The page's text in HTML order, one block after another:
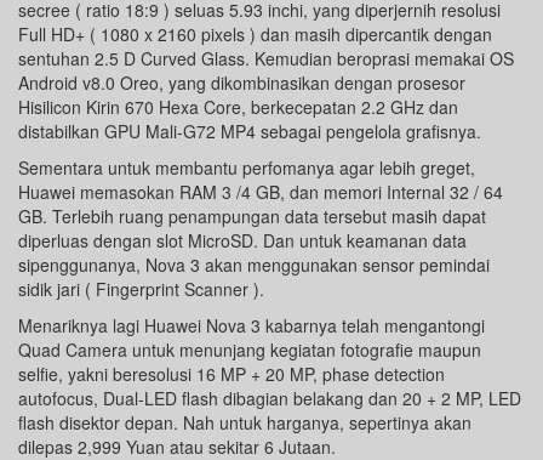
secree ( ratio 18:9 ) seluas 5.93 inchi, yang diperjernih resolusi
Full HD+ ( 1080 x 2160 pixels ) dan masih dipercantik dengan
sentuhan 2.5 D Curved Glass. Kemudian beroprasi memakai OS
Android v8.0 Oreo, yang dikombinasikan dengan prosesor
Hisilicon Kirin 670 Hexa Core, berkecepatan 2.2 GHz dan
distabilkan GPU Mali-G72 MP4 sebagai pengelola grafisnya.
Sementara untuk membantu perfomanya agar lebih greget,
Huawei memasokan RAM 3 /4 GB, dan memori Internal 32 / 64
GB. Terlebih ruang penampungan data tersebut masih dapat
diperluas dengan slot MicroSD. Dan untuk keamanan data
sipenggunanya, Nova 3 akan menggunakan sensor pemindai
sidik jari ( Fingerprint Scanner ).
Menariknya lagi Huawei Nova 3 kabarnya telah mengantongi
Quad Camera untuk menunjang kegiatan fotografie maupun
selfie, yakni beresolusi 16 MP + 20 MP, phase detection
autofocus, Dual-LED flash dibagian belakang dan 20 + 2 MP, LED
flash disektor depan. Nah untuk harganya, sepertinya akan
dilepas 2,999 Yuan atau sekitar 6 Jutaan.